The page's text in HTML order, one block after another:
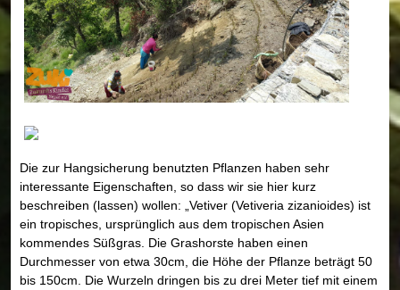
Die zur Hangsicherung benutzten Pflanzen haben sehr
interessante Eigenschaften, so dass wir sie hier kurz
beschreiben (lassen) wollen: „Vetiver (Vetiveria zizanioides) ist
ein tropisches, ursprünglich aus dem tropischen Asien
kommendes Süßgras. Die Grashorste haben einen
Durchmesser von etwa 30cm, die Höhe der Pflanze beträgt 50
bis 150cm. Die Wurzeln dringen bis zu drei Meter tief mit einem